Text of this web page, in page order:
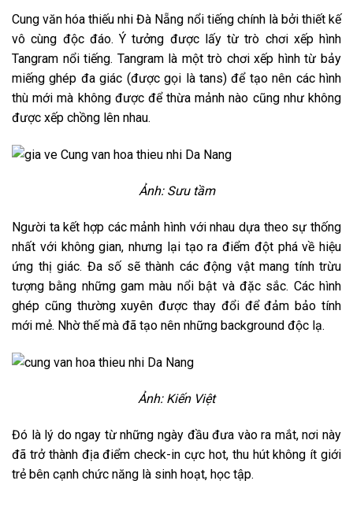
Cung văn hóa thiếu nhi Đà Nẵng nổi tiếng chính là bởi thiết kế
vô cùng độc đáo. Ý tưởng được lấy từ trò chơi xếp hình
Tangram nổi tiếng. Tangram là một trò chơi xếp hình từ bảy
miếng ghép đa giác (được gọi là tans) để tạo nên các hình
thù mới mà không được để thừa mảnh nào cũng như không
được xếp chồng lên nhau.
Ảnh: Sưu tầm
Người ta kết hợp các mảnh hình với nhau dựa theo sự thống
nhất với không gian, nhưng lại tạo ra điểm đột phá về hiệu
ứng thị giác. Đa số sẽ thành các động vật mang tính trừu
tượng bằng những gam màu nổi bật và đặc sắc. Các hình
ghép cũng thường xuyên được thay đổi để đảm bảo tính
mới mẻ. Nhờ thế mà đã tạo nên những background độc lạ.
Ảnh: Kiến Việt
Đó là lý do ngay từ những ngày đầu đưa vào ra mắt, nơi này
đã trở thành địa điểm check-in cực hot, thu hút không ít giới
trẻ bên cạnh chức năng là sinh hoạt, học tập.